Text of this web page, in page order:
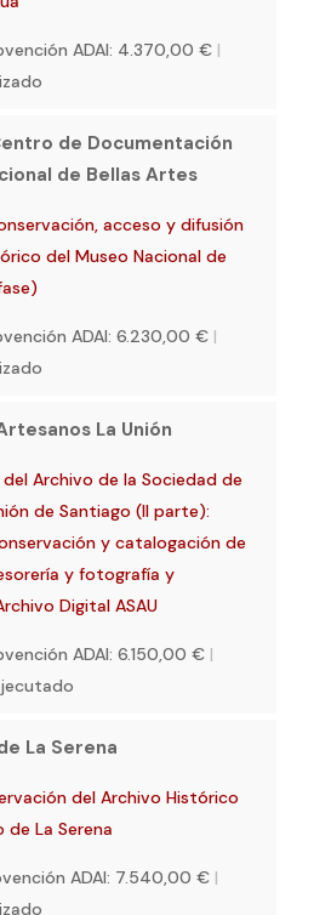
ADAI: 4.370,00 € |
de Documentación
de Bellas Artes
acceso y difusión
del Museo Nacional de
ADAI: 6.230,00 € |
La Unión
Archivo de la Sociedad de
de Santiago (II parte):
y catalogación de
y fotografía y
Digital ASAU
ADAI: 6.150,00 € |
La Serena
del Archivo Histórico
La Serena
ADAI: 7.540,00 € |